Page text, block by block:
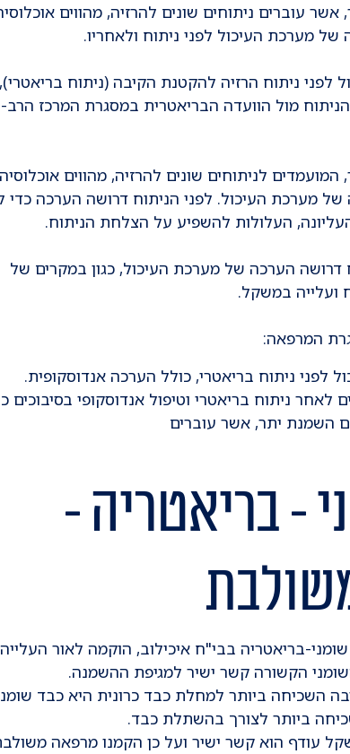
עוברים ניתוחים שונים להרזיה, מהווים
מערכת העיכול לפני ניתוח ולאחריו.
ניתוח הרזיה להקטנת הקיבה (ניתוח בריאטרי),
מול הוועדה הבריאטרית במסגרת המרכז
לניתוחים שונים להרזיה, מהווים אוכלוסיה
מערכת העיכול. לפני הניתוח דרושה הערכה כדי
העלולות להשפיע על הצלחת הניתוח.
דרושה הערכה של מערכת העיכול, כגון במקרים של
ועלייה במשקל.
המרפאה:
לפני ניתוח בריאטרי, כולל הערכה אנדוסקופית.
ניתוח בריאטרי וטיפול אנדוסקופי בסיבוכים
השמנת יתר, אשר עוברים
- בריאטריה -
בריאטריה בבי"ח איכילוב, הוקמה לאור העלייה
הקשורה קשר ישיר למגיפת ההשמנה.
השכיחה ביותר למחלת כבד כרונית היא כבד
ביותר לצורך בהשתלת כבד.
עודף הוא קשר ישיר ועל כן הקמנו מרפאה